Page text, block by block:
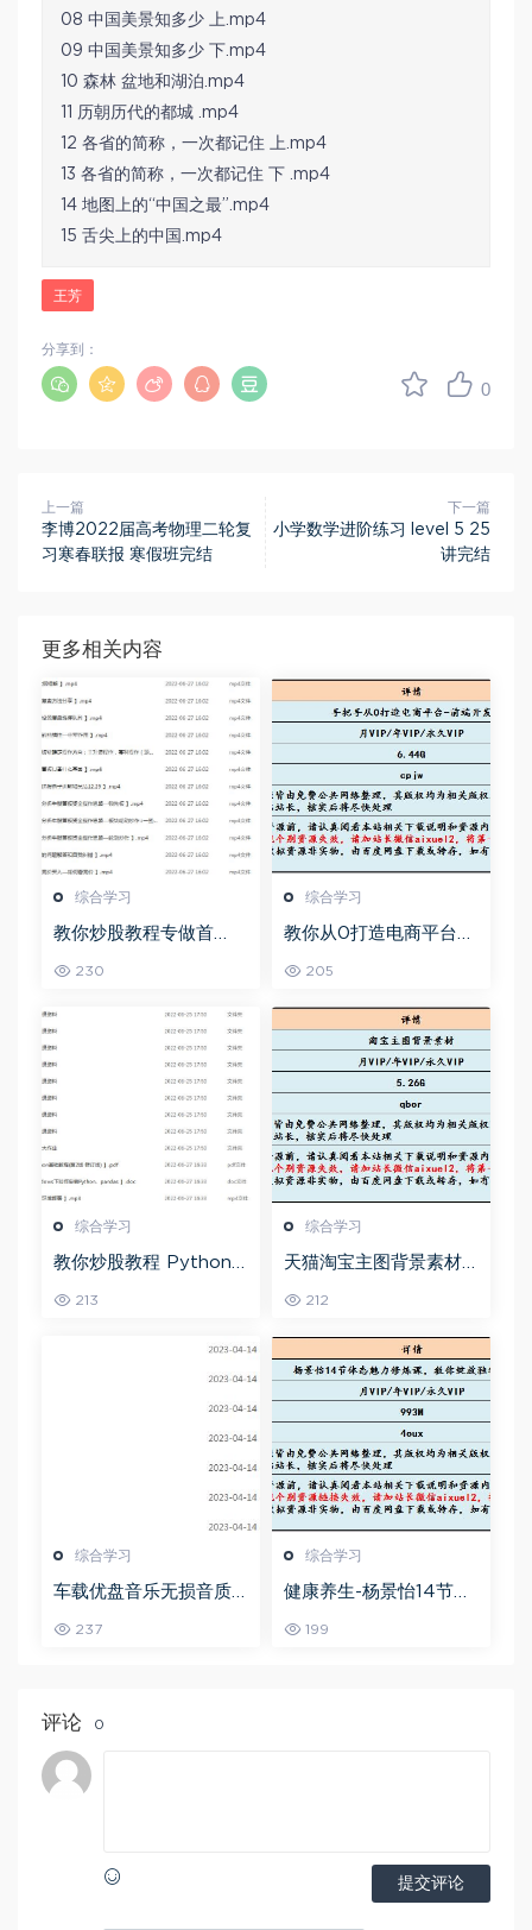
08 中国美景知多少 上.mp4
09 中国美景知多少 下.mp4
10 森林 盆地和湖泊.mp4
11 历朝历代的都城 .mp4
12 各省的简称，一次都记住 上.mp4
13 各省的简称，一次都记住 下 .mp4
14 地图上的“中国之最”.mp4
15 舌尖上的中国.mp4
王芳
0
分享到：
上一篇
李博2022届高考物理二轮复
习寒春联报 寒假班完结
下一篇
小学数学进阶练习 level 5 25
讲完结
更多相关内容
综合学习
教你炒股教程专做首
230
综合学习
教你从0打造电商平台前
资源打包下载
205
综合学习
教你炒股教程 Python
网盘资源打包下载
213
综合学习
天猫淘宝主图背景素材
源打包下载
212
综合学习
车载优盘音乐无损音质
网盘打包下载
237
综合学习
健康养生-杨景怡14节体
现东方美,百度网盘资源
199
评论 0
提交评论